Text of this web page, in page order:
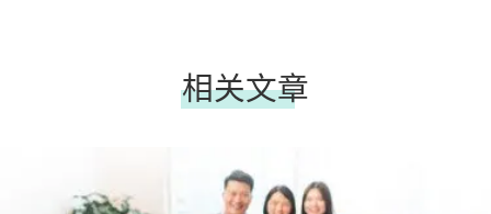
相关文章